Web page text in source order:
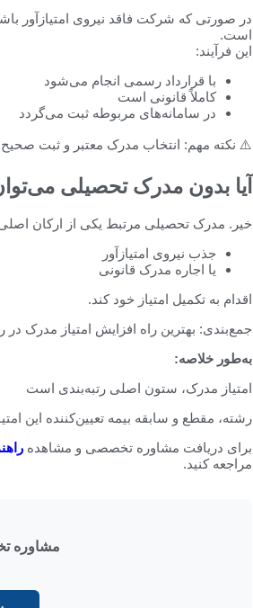
در صورتی که شرکت فاقد نیروی امتیازآور
است.
این فرآیند:
با قرارداد رسمی انجام می‌شود
کاملاً قانونی است
در سامانه‌های مربوطه ثبت می‌گردد
⚠️ نکته مهم: انتخاب مدرک معتبر و ثبت صحیح
آیا بدون مدرک تحصیلی
خیر. مدرک تحصیلی مرتبط یکی از ارکان
جذب نیروی امتیازآور
یا اجاره مدرک قانونی
اقدام به تکمیل امتیاز خود کند.
جمع‌بندی: بهترین راه افزایش امتیاز مدرک
به‌طور خلاصه:
امتیاز مدرک، ستون اصلی رتبه‌بندی است
رشته، مقطع و سابقه بیمه تعیین‌کننده این امتیاز هستند و قیمت
برای دریافت مشاوره تخصصی و مشاهده
مراجعه کنید.
مشاوره